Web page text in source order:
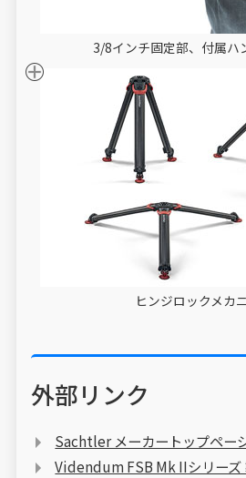
3/8インチ固定部、付属ハ
ヒンジロックメカ
外部リンク
Sachtler メーカートップペー
Videndum FSB Mk IIシリーズ